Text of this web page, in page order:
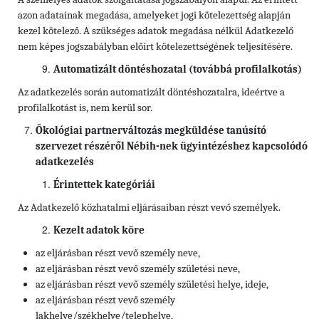
azon adatainak megadása, amelyeket jogi kötelezettség alapján
kezel kötelező. A szükséges adatok megadása nélkül Adatkezelő
nem képes jogszabályban előírt kötelezettségének teljesítésére.
Automatizált döntéshozatal (továbbá profilalkotás)
Az adatkezelés során automatizált döntéshozatalra, ideértve a
profilalkotást is, nem kerül sor.
Ökológiai partnerváltozás megküldése tanúsító
szervezet részéről Nébih-nek ügyintézéshez kapcsolódó
adatkezelés
Érintettek kategóriái
Az Adatkezelő közhatalmi eljárásaiban részt vevő személyek.
Kezelt adatok köre
az eljárásban részt vevő személy neve,
az eljárásban részt vevő személy születési neve,
az eljárásban részt vevő személy születési helye, ideje,
az eljárásban részt vevő személy
lakhelye/székhelye/telephelye,